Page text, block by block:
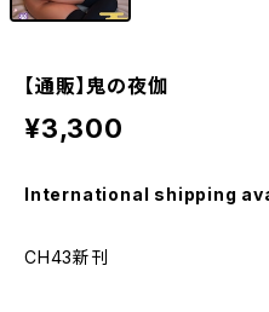
【通販】鬼の夜伽
¥3,300
International shipping
CH43新刊